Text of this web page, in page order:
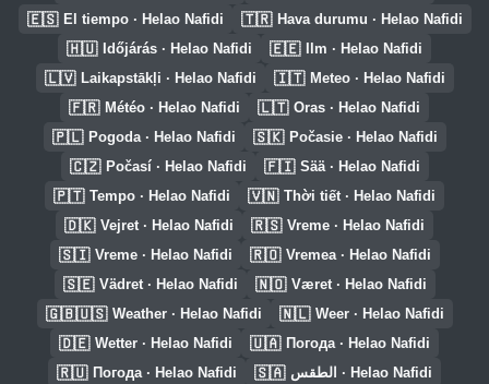
🇪🇸 El tiempo · Helao Nafidi 🇹🇷 Hava durumu · Helao Nafidi
🇭🇺 Időjárás · Helao Nafidi 🇪🇪 Ilm · Helao Nafidi
🇱🇻 Laikapstākļi · Helao Nafidi 🇮🇹 Meteo · Helao Nafidi
🇫🇷 Météo · Helao Nafidi 🇱🇹 Oras · Helao Nafidi
🇵🇱 Pogoda · Helao Nafidi 🇸🇰 Počasie · Helao Nafidi
🇨🇿 Počasí · Helao Nafidi 🇫🇮 Sää · Helao Nafidi
🇵🇹 Tempo · Helao Nafidi 🇻🇳 Thời tiết · Helao Nafidi
🇩🇰 Vejret · Helao Nafidi 🇷🇸 Vreme · Helao Nafidi
🇸🇮 Vreme · Helao Nafidi 🇷🇴 Vremea · Helao Nafidi
🇸🇪 Vädret · Helao Nafidi 🇳🇴 Været · Helao Nafidi
🇬🇧🇺🇸 Weather · Helao Nafidi 🇳🇱 Weer · Helao Nafidi
🇩🇪 Wetter · Helao Nafidi 🇺🇦 Погода · Helao Nafidi
🇷🇺 Погода · Helao Nafidi 🇸🇦 الطقس · Helao Nafidi